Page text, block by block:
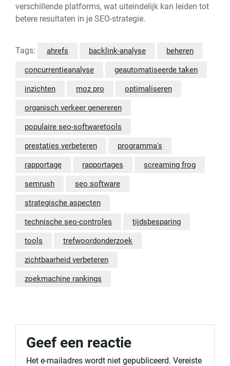
verschillende platforms, wat uiteindelijk kan leiden tot
betere resultaten in je SEO-strategie.
Tags: ahrefs backlink-analyse beheren
concurrentieanalyse geautomatiseerde taken
inzichten moz pro optimaliseren
organisch verkeer genereren
populaire seo-softwaretools
prestaties verbeteren programma's
rapportage rapportages screaming frog
semrush seo software
strategische aspecten
technische seo-controles tijdsbesparing
tools trefwoordonderzoek
zichtbaarheid verbeteren
zoekmachine rankings
Geef een reactie
Het e-mailadres wordt niet gepubliceerd. Vereiste